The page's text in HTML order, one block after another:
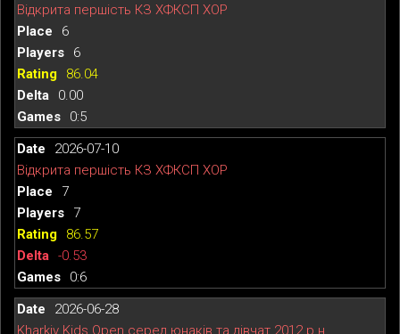
Відкрита першість КЗ ХФКСП ХОР
6
6
86.04
0.00
0:5
2026-07-10
Відкрита першість КЗ ХФКСП ХОР
7
7
86.57
-0.53
0:6
2026-06-28
Kharkiv Kids Open серед юнаків та дівчат 2012 р.н